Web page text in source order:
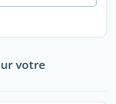
votre